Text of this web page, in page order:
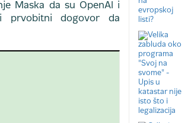
Maska da su OpenAI i
prvobitni dogovor da